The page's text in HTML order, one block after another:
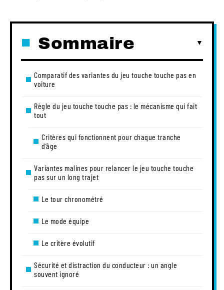
Sommaire
Comparatif des variantes du jeu touche touche pas en
voiture
Règle du jeu touche touche pas : le mécanisme qui fait
tout
Critères qui fonctionnent pour chaque tranche
d’âge
Variantes malines pour relancer le jeu touche touche
pas sur un long trajet
Le tour chronométré
Le mode équipe
Le critère évolutif
Sécurité et distraction du conducteur : un angle
souvent ignoré